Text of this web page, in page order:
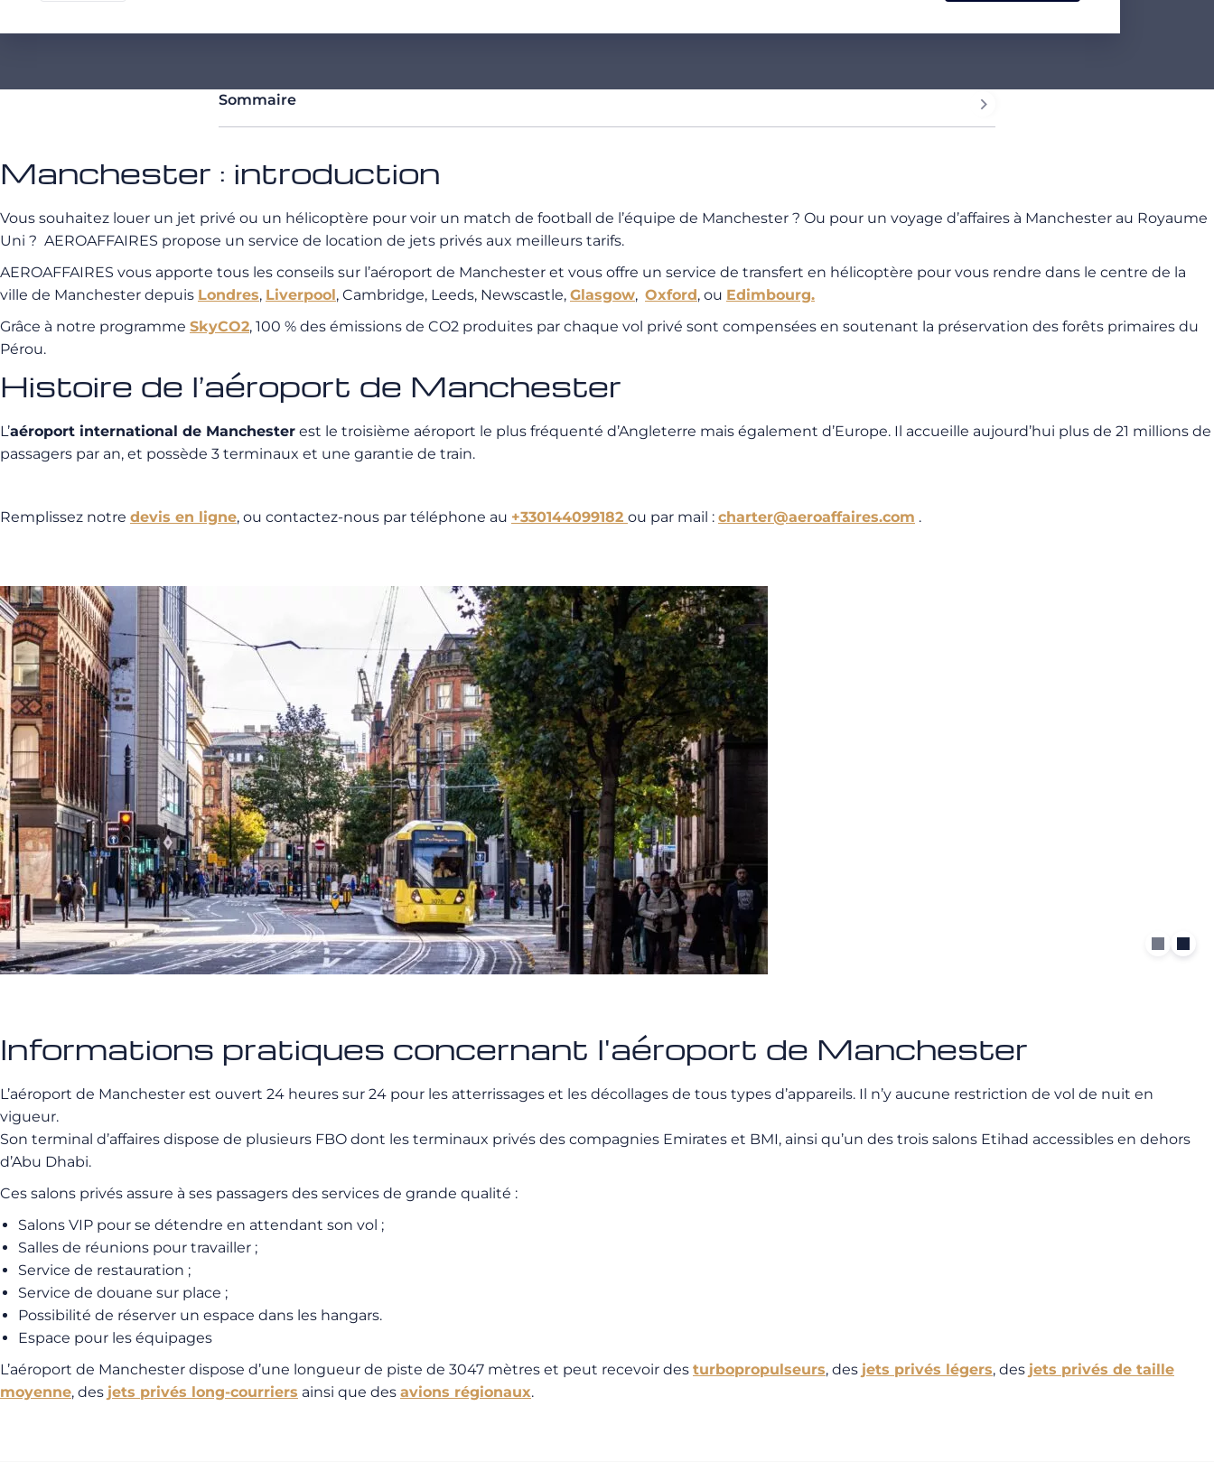
Sommaire
Manchester : introduction
Vous souhaitez louer un jet privé ou un hélicoptère pour voir un match de football de l’équipe de Manchester ? Ou pour un voyage d’affaires à Manchester au Royaume
Uni ? AEROAFFAIRES propose un service de location de jets privés aux meilleurs tarifs.
AEROAFFAIRES vous apporte tous les conseils sur l’aéroport de Manchester et vous offre un service de transfert en hélicoptère pour vous rendre dans le centre de la
ville de Manchester depuis Londres, Liverpool, Cambridge, Leeds, Newscastle, Glasgow, Oxford, ou Edimbourg.
Grâce à notre programme SkyCO2, 100 % des émissions de CO2 produites par chaque vol privé sont compensées en soutenant la préservation des forêts primaires du
Pérou.
Histoire de l’aéroport de Manchester
L’aéroport international de Manchester est le troisième aéroport le plus fréquenté d’Angleterre mais également d’Europe. Il accueille aujourd’hui plus de 21 millions de
passagers par an, et possède 3 terminaux et une garantie de train.
Remplissez notre devis en ligne, ou contactez-nous par téléphone au +330144099182 ou par mail : charter@aeroaffaires.com .
Informations pratiques concernant l'aéroport de Manchester
L’aéroport de Manchester est ouvert 24 heures sur 24 pour les atterrissages et les décollages de tous types d’appareils. Il n’y aucune restriction de vol de nuit en
vigueur.
Son terminal d’affaires dispose de plusieurs FBO dont les terminaux privés des compagnies Emirates et BMI, ainsi qu’un des trois salons Etihad accessibles en dehors
d’Abu Dhabi.
Ces salons privés assure à ses passagers des services de grande qualité :
Salons VIP pour se détendre en attendant son vol ;
Salles de réunions pour travailler ;
Service de restauration ;
Service de douane sur place ;
Possibilité de réserver un espace dans les hangars.
Espace pour les équipages
L’aéroport de Manchester dispose d’une longueur de piste de 3047 mètres et peut recevoir des turbopropulseurs, des jets privés légers, des jets privés de taille
moyenne, des jets privés long-courriers ainsi que des avions régionaux.